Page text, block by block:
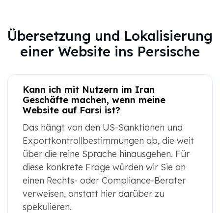
Übersetzung und Lokalisierung
einer Website ins Persische
Kann ich mit Nutzern im Iran
Geschäfte machen, wenn meine
Website auf Farsi ist?
Das hängt von den US-Sanktionen und
Exportkontrollbestimmungen ab, die weit
über die reine Sprache hinausgehen. Für
diese konkrete Frage würden wir Sie an
einen Rechts- oder Compliance-Berater
verweisen, anstatt hier darüber zu
spekulieren.